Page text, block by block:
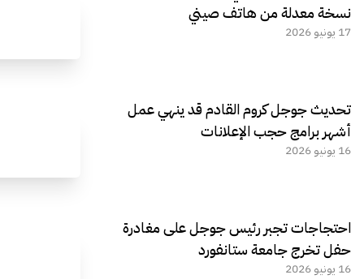
نسخة معدلة من هاتف صيني
17 يونيو 2026
تحديث جوجل كروم القادم قد ينهي عمل
أشهر برامج حجب الإعلانات
16 يونيو 2026
احتجاجات تجبر رئيس جوجل على مغادرة
حفل تخرج جامعة ستانفورد
16 يونيو 2026